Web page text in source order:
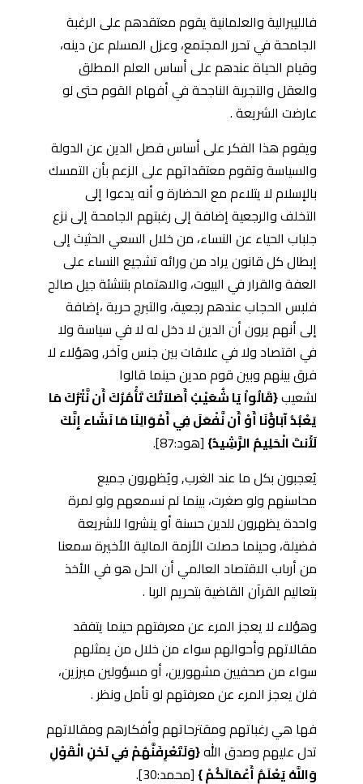
فالليبرالية والعلمانية يقوم معتقدهم على الرغبة
الجامحة في تحرر المجتمع، وعزل المسلم عن دينه،
وقيام الحياة عندهم على أساس العلم المطلق
والعقل والتجربة الناجحة في أفهام القوم حتى لو
عارضت الشريعة .
ويقوم هذا الفكر على أساس فصل الدين عن الدولة
والسياسة وتقوم معتقداتهم على الزعم بأن التمسك
بالإسلام لا يتلاءم مع الحضارة و أنه يدعوا إلى
التخلف والرجعية إضافة إلى رغبتهم الجامحة إلى نزع
جلباب الحياء عن النساء، من خلال السعي الحثيث إلى
إبطال كل قانون يراد من ورائه تشجيع النساء على
العفة والقرار في البيوت، والاهتمام بتنشئة جيل صالح
فلبس الحجاب عندهم رجعية، والتبرج حرية ،إضافة
إلى أنهم يرون أن الدين لا دخل له لا في سياسة ولا
في اقتصاد ولا في علاقات بين جنس وآخر, وهؤلاء لا
فرق بينهم وبين قوم مدين حينما قالوا
لشعيب{قَالُواْ يَا شُعَيْبُ أَصَلاَتُكَ تَأْمُرُكَ أَن نَّتْرُكَ مَا
يَعْبُدُ آبَاؤُنَا أَوْ أَن نَّفْعَلَ فِي أَمْوَالِنَا مَا نَشَاء إِنَّكَ
لَأَنتَ الْحَلِيمُ الرَّشِيدُ} [هود:87].
يُعجبون بكل ما عند الغرب, ويُظهرون جميع
محاسنهم ولو صغرت، بينما لم نسمعهم ولو لمرة
واحدة يظهرون للدين حسنة أو ينشروا للشريعة
فضيلة، وحينما حصلت الأزمة المالية الأخيرة سمعنا
من أرباب الاقتصاد العالمي أن الحل هو في الأخذ
بتعاليم القرآن القاضية بتحريم الربا .
وهؤلاء لا يعجز المرء عن معرفتهم حينما يتفقد
مقالاتهم وأحوالهم سواء من خلال من يمثلهم
سواء من صحفيين مشهورين، أو مسؤولين مبرزين،
فلن يعجز المرء عن معرفتهم لو تأمل ونظر .
فها هي رغباتهم ومقترحاتهم وأفكارهم ومقالاتهم
تدل عليهم وصدق الله{وَلَتَعْرِفَنَّهُمْ فِي لَحْنِ الْقَوْلِ
وَاللَّهُ يَعْلَمُ أَعْمَالَكُمْ } [محمد:30].